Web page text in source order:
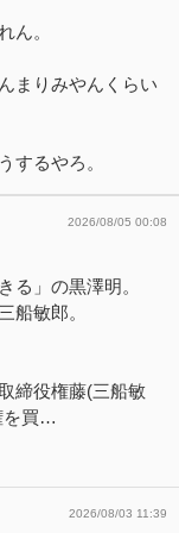
ん。
まりみやんくらい
するやろ。
2026/08/05 00:08
る」の黒澤明。
船敏郎。
締役権藤(三船敏
を買…
2026/08/03 11:39